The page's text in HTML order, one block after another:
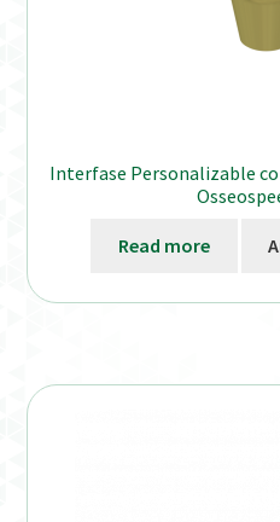
Interfase Personalizable
Read more